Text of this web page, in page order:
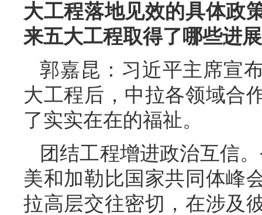
大工程落地见效的具体政
来五大工程取得了哪些进
郭嘉昆：习近平主席宣
大工程后，中拉各领域合
了实实在在的福祉。
团结工程增进政治互信
美和加勒比国家共同体峰
拉高层交往密切，在涉及